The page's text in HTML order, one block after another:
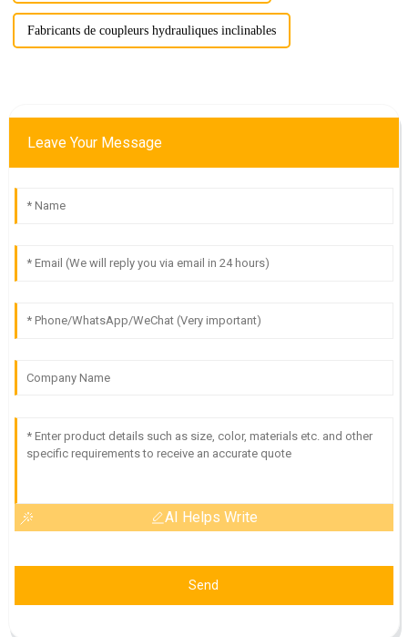
Fabricants de coupleurs hydrauliques inclinables
Leave Your Message
AI Helps Write
Send